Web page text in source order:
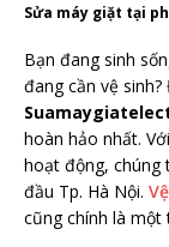
Sửa máy giặt tại
Bạn đang sinh
đang cần vệ
hoàn hảo nhất.
hoạt động, chúng
đầu Tp. Hà Nội.
cũng chính là một